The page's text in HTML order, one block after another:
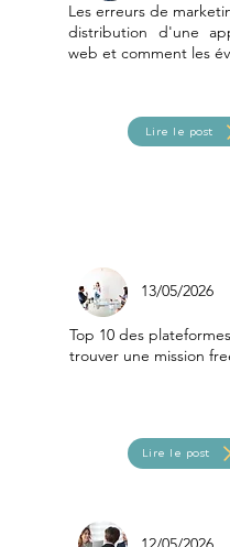
Les erreurs de
distribution d'une
web et comment les
Lire le post
13/05/2026
Top 10 des
trouver une mission
Lire le post